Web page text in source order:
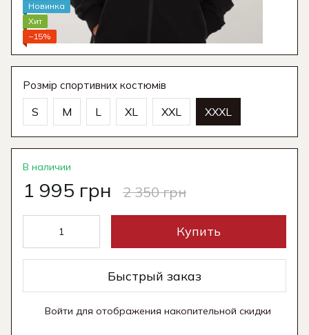
Новинка
Хит
−15%
Розмір спортивних костюмів
S M L XL XXL XXXL
В наличии
1 995 грн 2 350 грн
Купить
Быстрый заказ
Войти для отображения накопительной скидки